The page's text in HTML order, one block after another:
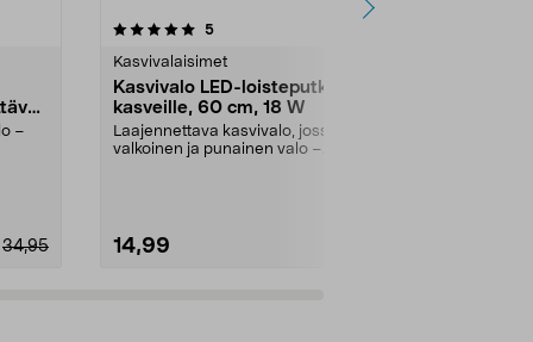
–
34,95
5arvostelut
Kasvivalaisimet
Kasvivalo LED-loisteputki
kasveille, 60 cm, 18 W
Laajennettava kasvivalo, jossa
valkoinen ja punainen valo –
14,99
4.5 viidestä